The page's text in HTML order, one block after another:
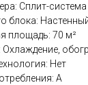
Сплит-система
блока:
площадь: 70 м²
Нет
A